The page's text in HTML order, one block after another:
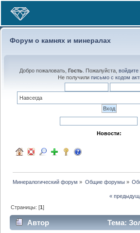
Форум о камнях и минералах
Добро пожаловать, Гость. Пожалуйста, войдите
Не получили письмо с кодом
Новости:
Минералогический форум » Общие форумы»
«
Страницы: [1]
Автор
Тема: